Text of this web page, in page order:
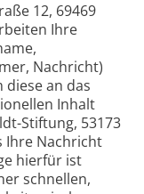
12, 69469
Ihre
Nachricht)
an das
Inhalt
Stiftung, 53173
Ihre Nachricht
hierfür ist
schnellen,